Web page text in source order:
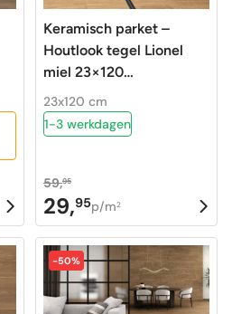
Keramisch parket –
Houtlook tegel Lionel
miel 23×120
gerectificeerd
23x120 cm
1-3 werkdagen
59,95
Oorspronkelijke
prijs
was:
59,95.
29,95
Huidige
prijs
is:
29,95.
p/m2
-50%